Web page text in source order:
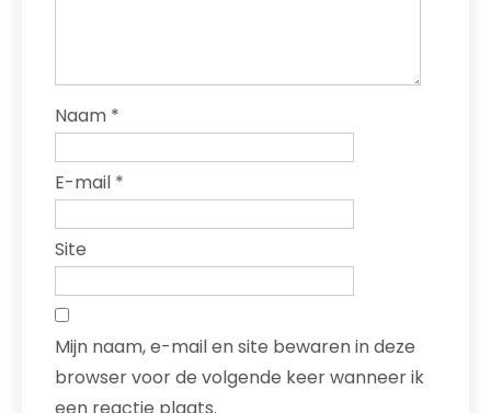
Naam *
E-mail *
Site
Mijn naam, e-mail en site bewaren in deze
browser voor de volgende keer wanneer ik